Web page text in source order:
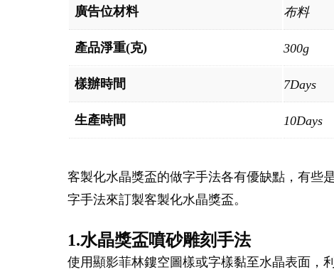
廣告位材料 布料
產品淨重(克) 300g
樣辦時間 7Days
生產時間 10Days
客製化水晶獎盃的做字手法各有優缺點，有些
字手法來訂製客製化水晶獎盃。
1.水晶獎盃噴砂雕刻手法
使用顯影菲林鏤空圖樣或字樣黏至水晶表面，